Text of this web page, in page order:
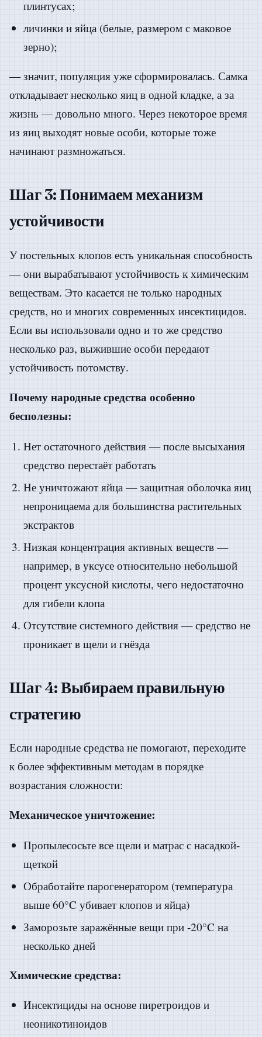
плинтусах;
личинки и яйца (белые, размером с маковое
зерно);
— значит, популяция уже сформировалась. Самка
откладывает несколько яиц в одной кладке, а за
жизнь — довольно много. Через некоторое время
из яиц выходят новые особи, которые тоже
начинают размножаться.
Шаг 3: Понимаем механизм
устойчивости
У постельных клопов есть уникальная способность
— они вырабатывают устойчивость к химическим
веществам. Это касается не только народных
средств, но и многих современных инсектицидов.
Если вы использовали одно и то же средство
несколько раз, выжившие особи передают
устойчивость потомству.
Почему народные средства особенно
бесполезны:
Нет остаточного действия — после высыхания
средство перестаёт работать
Не уничтожают яйца — защитная оболочка яиц
непроницаема для большинства растительных
экстрактов
Низкая концентрация активных веществ —
например, в уксусе относительно небольшой
процент уксусной кислоты, чего недостаточно
для гибели клопа
Отсутствие системного действия — средство не
проникает в щели и гнёзда
Шаг 4: Выбираем правильную
стратегию
Если народные средства не помогают, переходите
к более эффективным методам в порядке
возрастания сложности:
Механическое уничтожение:
Пропылесосьте все щели и матрас с насадкой-
щеткой
Обработайте парогенератором (температура
выше 60°C убивает клопов и яйца)
Заморозьте заражённые вещи при -20°C на
несколько дней
Химические средства:
Инсектициды на основе пиретроидов и
неоникотиноидов